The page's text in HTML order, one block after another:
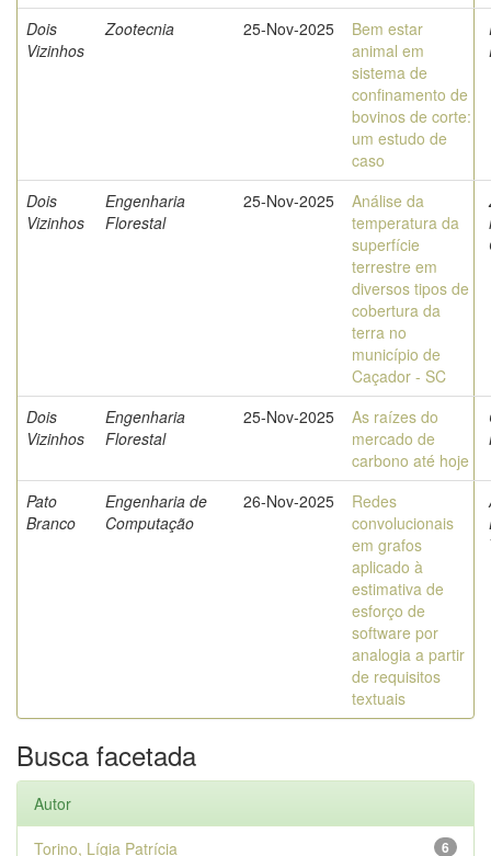
Dois
Vizinhos
Zootecnia 25-Nov-2025
Bem estar
animal em
sistema de
confinamento de
bovinos de corte:
um estudo de
caso
Dois
Vizinhos
Engenharia
Florestal
25-Nov-2025
Análise da
temperatura da
superfície
terrestre em
diversos tipos de
cobertura da
terra no
município de
Caçador - SC
Dois
Vizinhos
Engenharia
Florestal
25-Nov-2025
As raízes do
mercado de
carbono até hoje
Pato
Branco
Engenharia de
Computação
26-Nov-2025
Redes
convolucionais
em grafos
aplicado à
estimativa de
esforço de
software por
analogia a partir
de requisitos
textuais
Busca facetada
Autor
6
Torino, Lígia Patrícia